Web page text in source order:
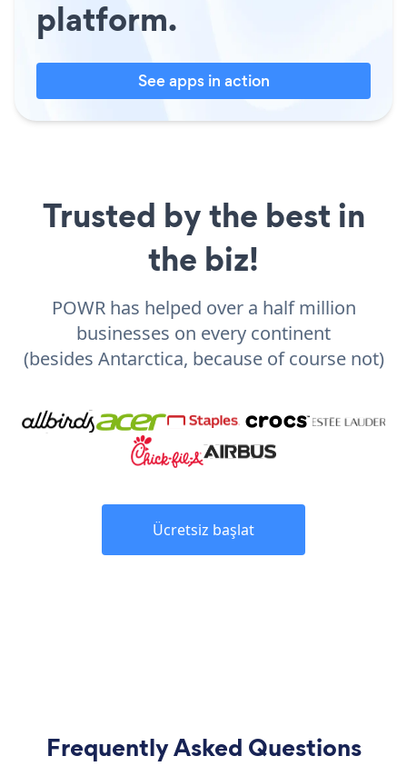
platform.
See apps in action
Trusted by the best in
the biz!
POWR has helped over a half million
businesses on every continent
(besides Antarctica, because of course not)
Ücretsiz başlat
Frequently Asked Questions